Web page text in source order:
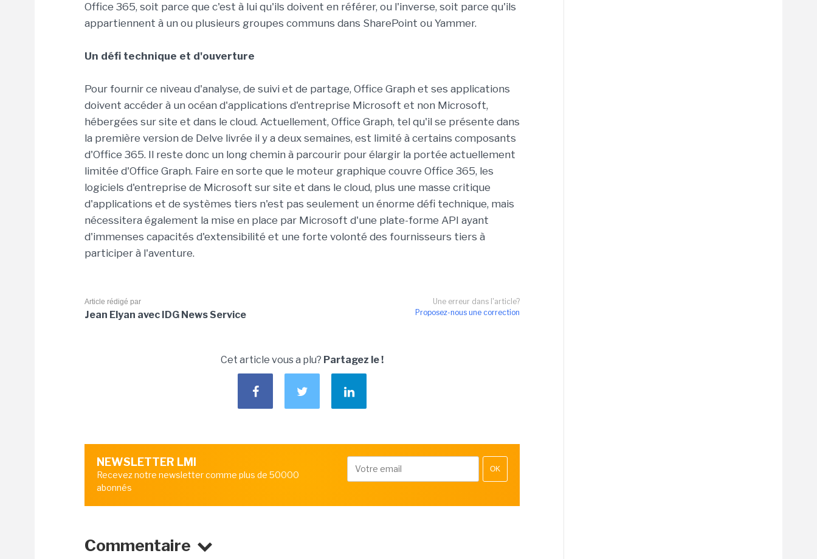
Office 365, soit parce que c'est à lui qu'ils doivent en référer, ou l'inverse, soit parce qu'ils
appartiennent à un ou plusieurs groupes communs dans SharePoint ou Yammer.
Un défi technique et d'ouverture
Pour fournir ce niveau d'analyse, de suivi et de partage, Office Graph et ses applications
doivent accéder à un océan d'applications d'entreprise Microsoft et non Microsoft,
hébergées sur site et dans le cloud. Actuellement, Office Graph, tel qu'il se présente dans
la première version de Delve livrée il y a deux semaines, est limité à certains composants
d'Office 365. Il reste donc un long chemin à parcourir pour élargir la portée actuellement
limitée d'Office Graph. Faire en sorte que le moteur graphique couvre Office 365, les
logiciels d'entreprise de Microsoft sur site et dans le cloud, plus une masse critique
d'applications et de systèmes tiers n'est pas seulement un énorme défi technique, mais
nécessitera également la mise en place par Microsoft d'une plate-forme API ayant
d'immenses capacités d'extensibilité et une forte volonté des fournisseurs tiers à
participer à l'aventure.
Une erreur dans l'article?
Proposez-nous une correction
Article rédigé par
Jean Elyan avec IDG News Service
Cet article vous a plu? Partagez le !
NEWSLETTER LMI
Recevez notre newsletter comme plus de 50000
abonnés
OK
Commentaire